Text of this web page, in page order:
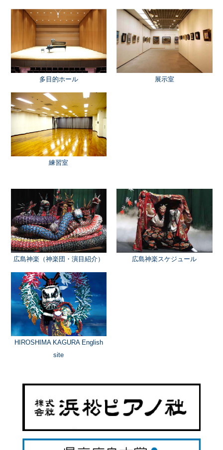
多目的ホール 展示室
練習室
広島神楽（神楽団・演目紹介） 広島神楽スケジュール
HIROSHIMA KAGURA English
site